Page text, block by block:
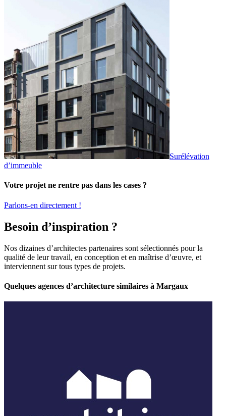
Surélévation
d’immeuble
Votre projet ne rentre pas dans les cases ?
Parlons-en directement !
Besoin d’inspiration ?
Nos dizaines d’architectes partenaires sont sélectionnés pour la
qualité de leur travail, en conception et en maîtrise d’œuvre, et
interviennent sur tous types de projets.
Quelques agences d’architecture similaires à Margaux